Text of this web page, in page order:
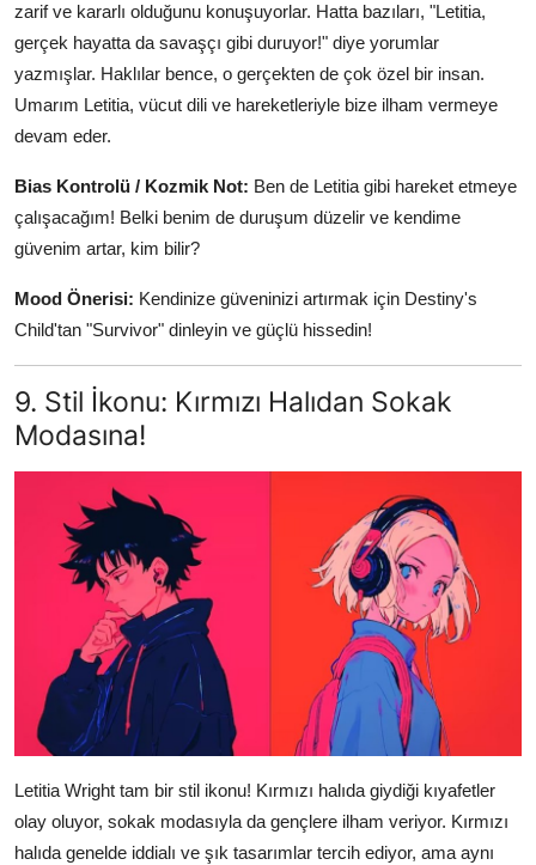
zarif ve kararlı olduğunu konuşuyorlar. Hatta bazıları, "Letitia,
gerçek hayatta da savaşçı gibi duruyor!" diye yorumlar
yazmışlar. Haklılar bence, o gerçekten de çok özel bir insan.
Umarım Letitia, vücut dili ve hareketleriyle bize ilham vermeye
devam eder.
Bias Kontrolü / Kozmik Not: Ben de Letitia gibi hareket etmeye
çalışacağım! Belki benim de duruşum düzelir ve kendime
güvenim artar, kim bilir?
Mood Önerisi: Kendinize güveninizi artırmak için Destiny's
Child'tan "Survivor" dinleyin ve güçlü hissedin!
9. Stil İkonu: Kırmızı Halıdan Sokak
Modasına!
Letitia Wright tam bir stil ikonu! Kırmızı halıda giydiği kıyafetler
olay oluyor, sokak modasıyla da gençlere ilham veriyor. Kırmızı
halıda genelde iddialı ve şık tasarımlar tercih ediyor, ama aynı